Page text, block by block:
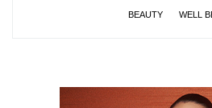
BEAUTY WELL